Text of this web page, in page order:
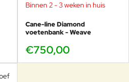
Binnen 2 - 3 weken in huis
Cane-line Diamond
voetenbank - Weave
€750,00